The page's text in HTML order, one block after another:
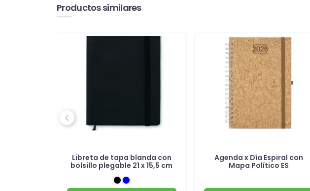
Productos similares
Libreta de tapa blanda con
bolsillo plegable 21 x 15,5 cm
Agenda x Día Espiral con
Mapa Político ES
Previous